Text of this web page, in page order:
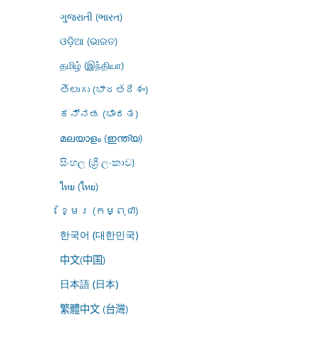
ગુજરાતી (ભારત)
ଓଡ଼ିଆ (ଭାରତ)
தமிழ் (இந்தியா)
తెలుగు (భారతదేశం)
ಕನ್ನಡ (ಭಾರತ)
മലയാളം (ഇന്ത്യ)
සිංහල (ශ්‍රී ලංකාව)
ไทย (ไทย)
ខ្មែរ (កម្ពុជា)
한국어 (대한민국)
中文(中国)
日本語 (日本)
繁體中文 (台灣)